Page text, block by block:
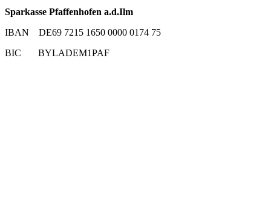
Sparkasse Pfaffenhofen a.d.Ilm
IBAN DE69 7215 1650 0000 0174 75
BIC BYLADEM1PAF